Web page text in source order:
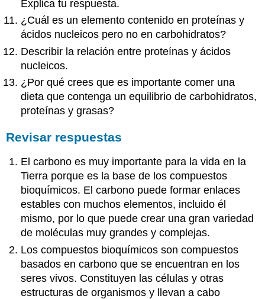
Explica tu respuesta.
¿Cuál es un elemento contenido en proteínas y
ácidos nucleicos pero no en carbohidratos?
Describir la relación entre proteínas y ácidos
nucleicos.
¿Por qué crees que es importante comer una
dieta que contenga un equilibrio de carbohidratos,
proteínas y grasas?
Revisar respuestas
El carbono es muy importante para la vida en la
Tierra porque es la base de los compuestos
bioquímicos. El carbono puede formar enlaces
estables con muchos elementos, incluido él
mismo, por lo que puede crear una gran variedad
de moléculas muy grandes y complejas.
Los compuestos bioquímicos son compuestos
basados en carbono que se encuentran en los
seres vivos. Constituyen las células y otras
estructuras de organismos y llevan a cabo